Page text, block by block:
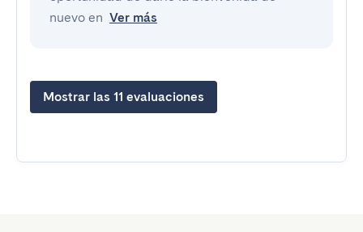
nuevo en Ver más
Mostrar las 11 evaluaciones